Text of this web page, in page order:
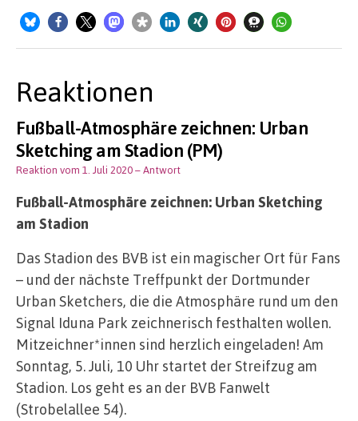
Reaktionen
Fußball-Atmosphäre zeichnen: Urban
Sketching am Stadion (PM)
Reaktion vom 1. Juli 2020– Antwort
Fußball-Atmosphäre zeichnen: Urban Sketching
am Stadion
Das Stadion des BVB ist ein magischer Ort für Fans
– und der nächste Treffpunkt der Dortmunder
Urban Sketchers, die die Atmosphäre rund um den
Signal Iduna Park zeichnerisch festhalten wollen.
Mitzeichner*innen sind herzlich eingeladen! Am
Sonntag, 5. Juli, 10 Uhr startet der Streifzug am
Stadion. Los geht es an der BVB Fanwelt
(Strobelallee 54).